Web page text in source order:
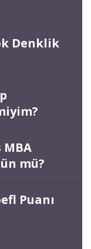
Denklik
MBA
mü?
Puanı